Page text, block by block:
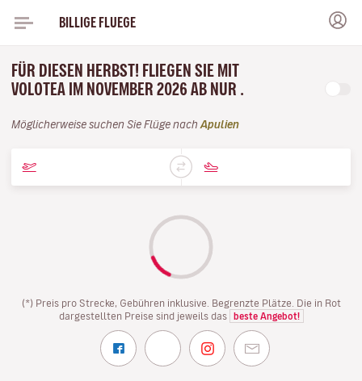
BILLIGE FLUEGE
FÜR DIESEN HERBST! FLIEGEN SIE MIT
VOLOTEA IM NOVEMBER 2026 AB NUR .
Möglicherweise suchen Sie Flüge nach Apulien
(*) Preis pro Strecke, Gebühren inklusive. Begrenzte Plätze. Die in Rot
dargestellten Preise sind jeweils das
beste Angebot!